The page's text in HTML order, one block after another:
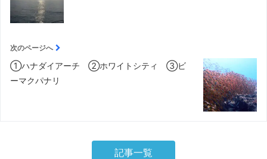
次のページへ
①ハナダイアーチ ②ホワイトシティ ③ビ
ーマクパナリ
記事一覧